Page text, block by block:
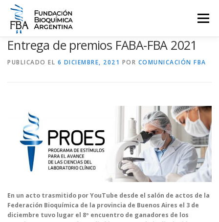
Saltar
contenido
Menú
QUIENES SOMOS PROGRAMAS
Entrega de premios FABA-FBA 2021
PUBLICADO EL 6 DICIEMBRE, 2021 POR COMUNICACIÓN FBA
En un acto trasmitido por YouTube desde el salón de actos de la
Federación Bioquímica de la provincia de Buenos Aires el 3 de
diciembre tuvo lugar el 8º encuentro de ganadores de los